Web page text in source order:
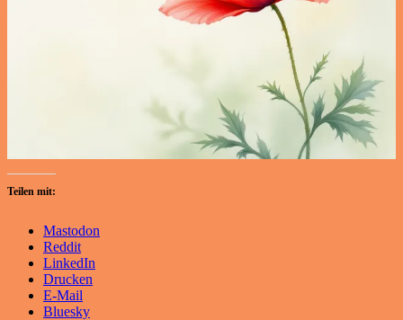
Teilen mit:
Mastodon
Reddit
LinkedIn
Drucken
E-Mail
Bluesky